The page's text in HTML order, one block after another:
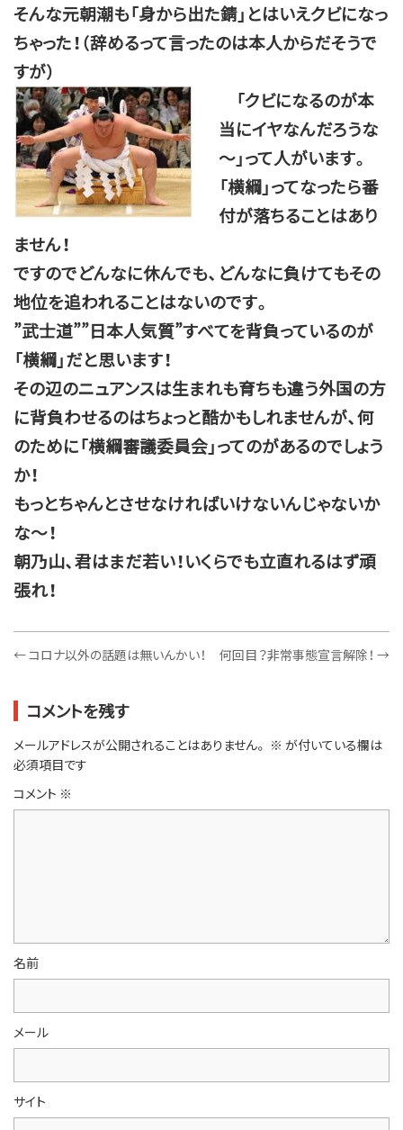
そんな元朝潮も「身から出た錆」とはいえクビになっ
ちゃった！（辞めるって言ったのは本人からだそうで
すが）
「クビになるのが本
当にイヤなんだろうな
～」って人がいます。
「横綱」ってなったら番
付が落ちることはあり
ません！
ですのでどんなに休んでも、どんなに負けてもその
地位を追われることはないのです。
”武士道””日本人気質”すべてを背負っているのが
「横綱」だと思います！
その辺のニュアンスは生まれも育ちも違う外国の方
に背負わせるのはちょっと酷かもしれませんが、何
のために「横綱審議委員会」ってのがあるのでしょう
か！
もっとちゃんとさせなければいけないんじゃないか
な～！
朝乃山、君はまだ若い！いくらでも立直れるはず頑
張れ！
←コロナ以外の話題は無いんかい！ 何回目？非常事態宣言解除！ →
コメントを残す
メールアドレスが公開されることはありません。 ※ が付いている欄は
必須項目です
コメント ※
名前
メール
サイト